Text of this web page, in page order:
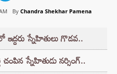
By Chandra Shekhar Pamena
స్నేహితులు గొడవ..
స్నేహితుడు నర్సింగ్..